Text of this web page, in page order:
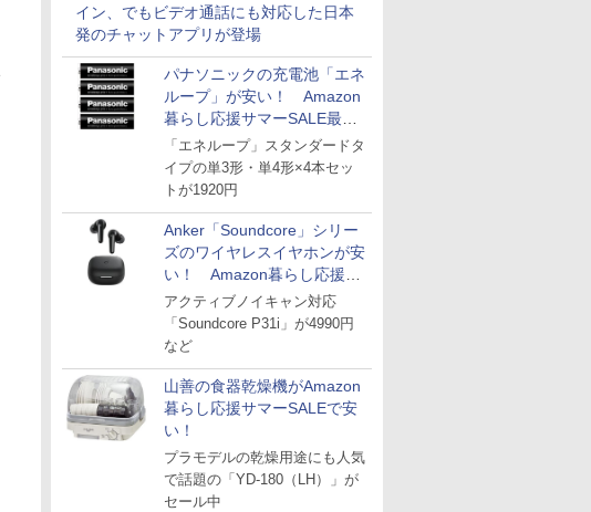
イン、でもビデオ通話にも対応した日本
発のチャットアプリが登場
パナソニックの充電池「エネ
ループ」が安い！ Amazon
暮らし応援サマーSALE最終
日
「エネループ」スタンダードタ
イプの単3形・単4形×4本セッ
トが1920円
Anker「Soundcore」シリー
ズのワイヤレスイヤホンが安
い！ Amazon暮らし応援サ
マーSALE
アクティブノイキャン対応
「Soundcore P31i」が4990円
など
山善の食器乾燥機がAmazon
暮らし応援サマーSALEで安
い！
プラモデルの乾燥用途にも人気
で話題の「YD-180（LH）」が
セール中